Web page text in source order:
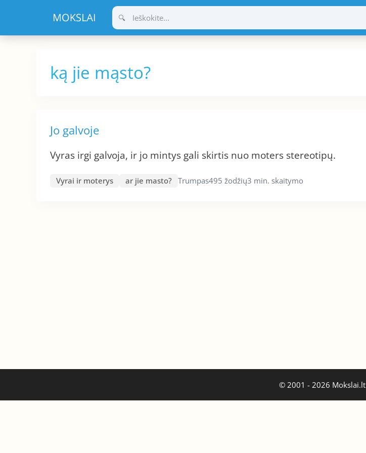
turinio
ką jie mąsto?
Jo galvoje
Vyras irgi galvoja, ir jo mintys gali skirtis nuo moters stereotipų.
Vyrai ir moterys ar jie masto? Trumpas495 žodžių3 min. skaitymo
© 2001 - 2026 Mokslai.lt